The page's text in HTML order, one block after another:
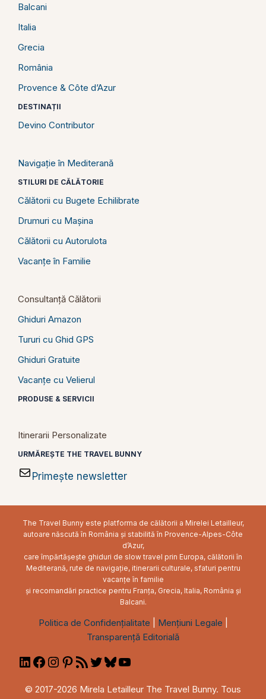
Balcani
Italia
Grecia
România
Provence & Côte d’Azur
DESTINAȚII
Devino Contributor
Navigație în Mediterană
STILURI DE CĂLĂTORIE
Călătorii cu Bugete Echilibrate
Drumuri cu Mașina
Călătorii cu Autorulota
Vacanțe în Familie
Consultanță Călătorii
Ghiduri Amazon
Tururi cu Ghid GPS
Ghiduri Gratuite
Vacanțe cu Velierul
PRODUSE & SERVICII
Itinerarii Personalizate
URMĂREȘTE THE TRAVEL BUNNY
Primește newsletter
The Travel Bunny este platforma de călătorii a Mirelei Letailleur,
autoare născută în România și stabilită în Provence-Alpes-Côte
d’Azur,
care împărtășește ghiduri de slow travel prin Europa, călătorii în
Mediterană, rute de navigație, itinerarii culturale, sfaturi pentru
vacanțe în familie
și recomandări practice pentru Franța, Grecia, Italia, România și
Balcani.
Politica de Confidențialitate Mențiuni Legale
Transparență Editorială
LinkedIn
Facebook
Instagram
Pinterest
RSSTwitterBluesky
© 2017-2026 Mirela Letailleur The Travel Bunny. Tous